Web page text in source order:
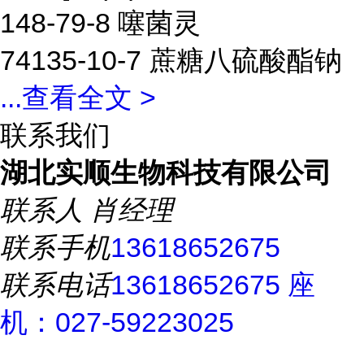
148-79-8 噻菌灵
74135-10-7 蔗糖八硫酸酯钠
...查看全文 >
联系我们
湖北实顺生物科技有限公司
联系人 肖经理
联系手机13618652675
联系电话13618652675 座
机：027-59223025